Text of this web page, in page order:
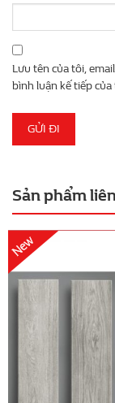
Lưu tên của tôi,
bình luận kế tiếp của
Sản phẩm